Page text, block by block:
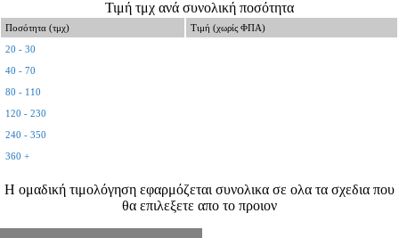
Τιμή τμχ ανά συνολική ποσότητα
Ποσότητα (τμχ)
Τιμή (χωρίς ΦΠΑ)
20 - 30
40 - 70
80 - 110
120 - 230
240 - 350
360 +
Η ομαδική τιμολόγηση εφαρμόζεται συνολικα σε ολα τα σχεδια που
θα επιλεξετε απο το προιον